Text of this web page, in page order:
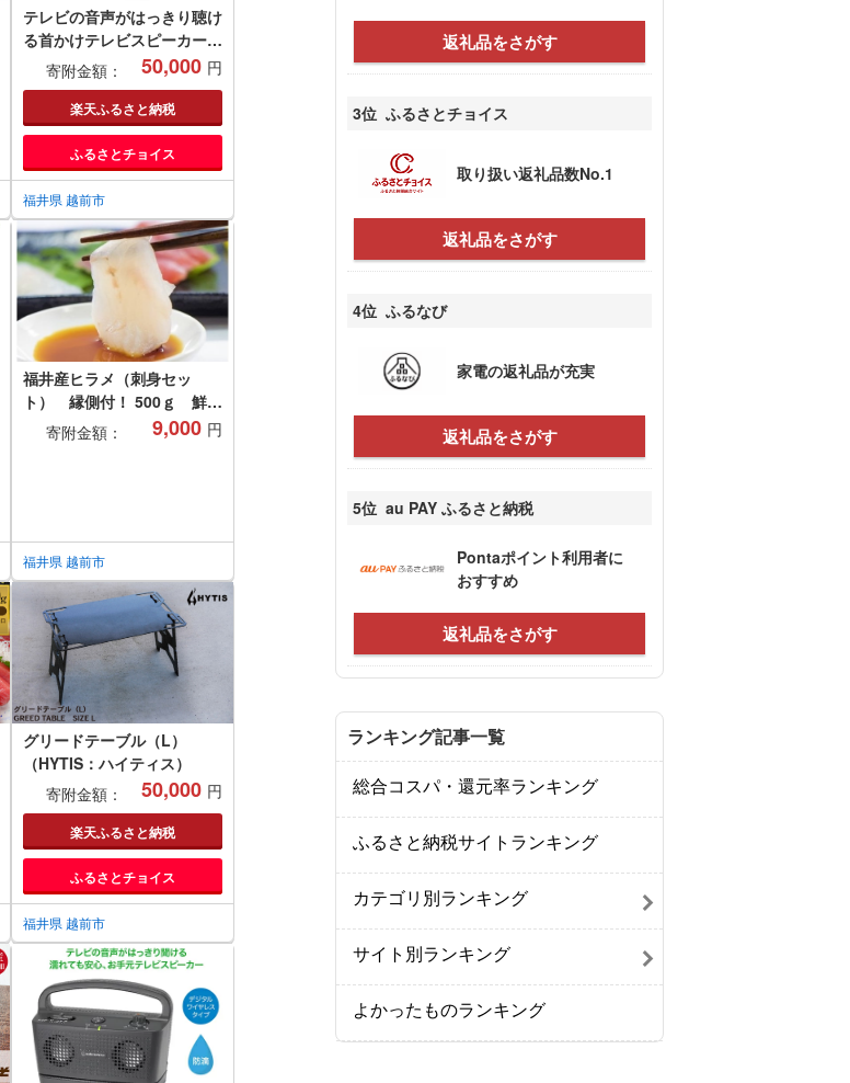
テレビの音声がはっきり聴け
る首かけテレビスピーカー/
送料無料 福井 越前市 武生
スピーカー イヤホン 補聴器
充電 キッチン 台所 リビング
居間 防滴 介護 コードレス
ポータブル ハンズフリー 持
ち運び 移動 育児 おひるね
お昼寝 おひる寝(18209)
寄附金額： 50,000 円
楽天ふるさと納税
ふるさとチョイス
福井県 越前市
福井産ヒラメ（刺身セッ
ト） 縁側付！ 500ｇ 鮮度
抜群！
寄附金額： 9,000 円
福井県 越前市
グリードテーブル（L）
（HYTIS：ハイティス）
寄附金額：
50,000 円
楽天ふるさと納税
ふるさとチョイス
福井県 越前市
返礼品をさがす
3位 ふるさとチョイス
取り扱い返礼品数No.1
返礼品をさがす
4位 ふるなび
家電の返礼品が充実
返礼品をさがす
5位 au PAY ふるさと納税
Pontaポイント利用者に
おすすめ
返礼品をさがす
ランキング記事一覧
総合コスパ・還元率ランキング
ふるさと納税サイトランキング
カテゴリ別ランキング
サイト別ランキング
よかったものランキング